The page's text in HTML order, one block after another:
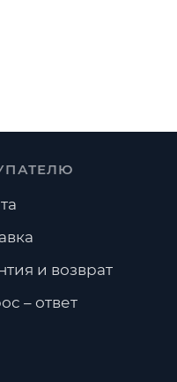
и возврат
– ответ